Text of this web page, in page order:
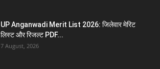
UP Anganwadi Merit List 2026: जिलेवार मेरिट
लिस्ट और रिजल्ट PDF...
7 August, 2026